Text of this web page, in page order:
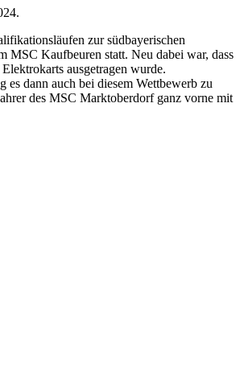
.
zur südbayerischen
MSC Kaufbeuren statt. Neu dabei war, dass
ausgetragen wurde.
es dann auch bei diesem Wettbewerb zu
des MSC Marktoberdorf ganz vorne mit